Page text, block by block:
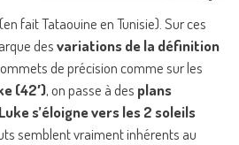
fait Tataouine en Tunisie). Sur ces
desvariations de la définition
de précision comme sur les
(42′), on passe à des plans
s’éloigne vers les 2 soleils
semblent vraiment inhérents au